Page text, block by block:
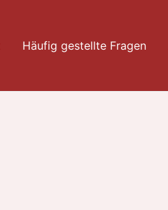
Häufig gestellte Fragen